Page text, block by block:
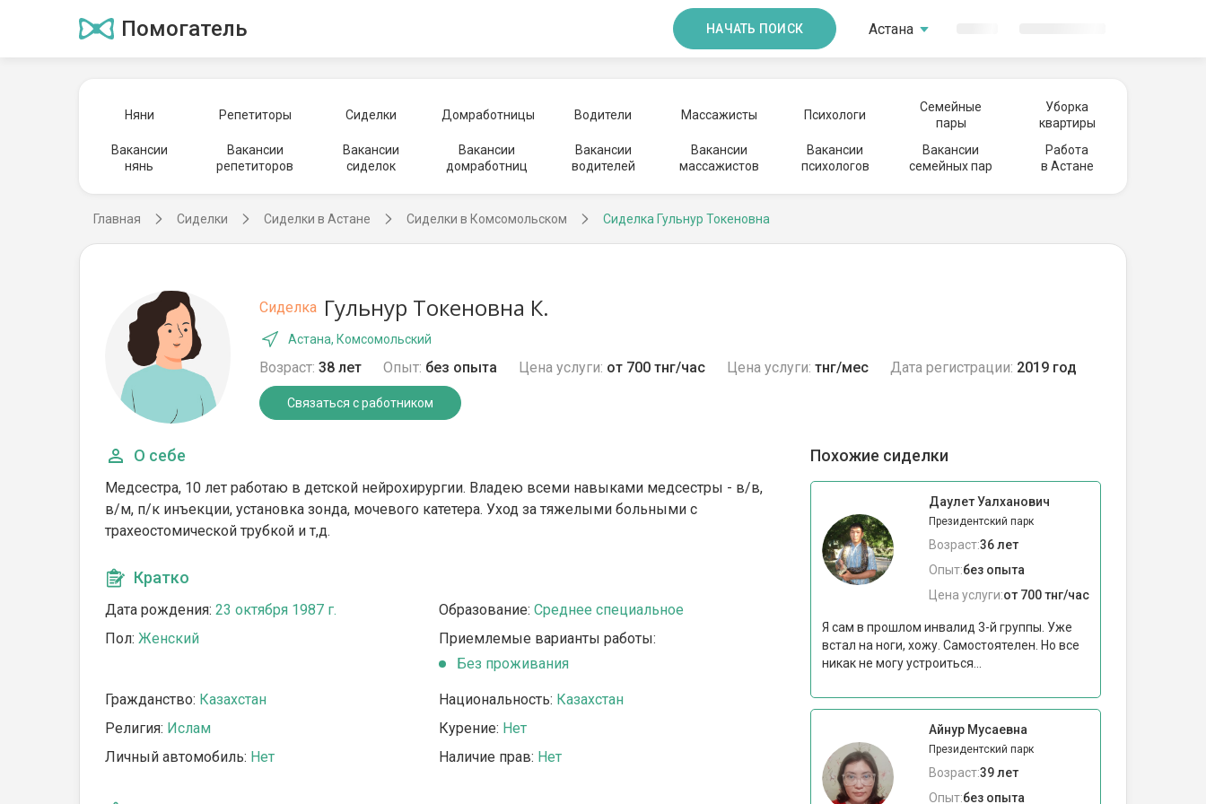
Помогатель НАЧАТЬ ПОИСК Астана
Няни Репетиторы Сиделки Домработницы Водители Массажисты Психологи
Семейные
пары
Уборка
квартиры
Вакансии
нянь
Вакансии
репетиторов
Вакансии
сиделок
Вакансии
домработниц
Вакансии
водителей
Вакансии
массажистов
Вакансии
психологов
Вакансии
семейных пар
Работа
в Астане
Главная Сиделки Сиделки в Астане Сиделки в Комсомольском Сиделка Гульнур Токеновна
Сиделка Гульнур Токеновна К.
Астана, Комсомольский
Возраст: 38 лет Опыт: без опыта Цена услуги: от 700 тнг/час Цена услуги: тнг/мес Дата регистрации: 2019 год
Связаться с работником
О себе
Медсестра, 10 лет работаю в детской нейрохирургии. Владею всеми навыками медсестры - в/в,
в/м, п/к инъекции, установка зонда, мочевого катетера. Уход за тяжелыми больными с
трахеостомической трубкой и т,д.
Кратко
Дата рождения: 23 октября 1987 г. Образование: Среднее специальное
Пол: Женский
Приемлемые варианты работы:
Без проживания
Гражданство: Казахстан Национальность: Казахстан
Религия: Ислам Курение: Нет
Личный автомобиль: Нет Наличие прав: Нет
Похожие сиделки
Даулет Уалханович
Президентский парк
Возраст:36 лет
Опыт:без опыта
Цена услуги:от 700 тнг/час
Я сам в прошлом инвалид 3-й группы. Уже
встал на ноги, хожу. Самостоятелен. Но все
никак не могу устроиться...
Айнур Мусаевна
Президентский парк
Возраст:39 лет
Опыт:без опыта